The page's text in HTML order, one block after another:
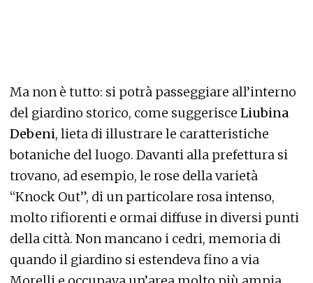
Ma non è tutto: si potrà passeggiare all’interno
del giardino storico, come suggerisce Liubina
Debeni, lieta di illustrare le caratteristiche
botaniche del luogo. Davanti alla prefettura si
trovano, ad esempio, le rose della varietà
“Knock Out”, di un particolare rosa intenso,
molto rifiorenti e ormai diffuse in diversi punti
della città. Non mancano i cedri, memoria di
quando il giardino si estendeva fino a via